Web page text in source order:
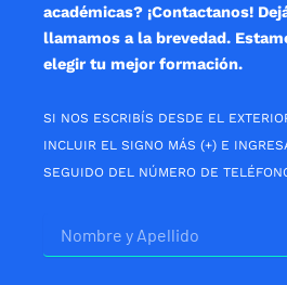
académicas? ¡Contactanos!
llamamos a la brevedad.
elegir tu mejor formación.
SI NOS ESCRIBÍS DESDE EL
INCLUIR EL SIGNO MÁS (+) E
SEGUIDO DEL NÚMERO DE